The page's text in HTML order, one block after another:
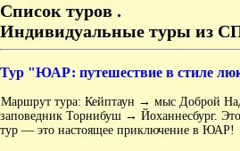
Список туров .
Индивидуальные туры из
Тур "ЮАР: путешествие в стиле
Маршрут тура: Кейптаун → мыс Доброй
заповедник Торнибуш → Йоханнесбург.
тур — это настоящее приключение в ЮАР!